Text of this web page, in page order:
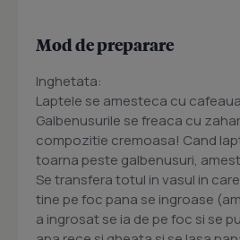
Mod de preparare
Inghetata:
Laptele se amesteca cu
Galbenusurile se freaca cu
compozitie cremoasa! Cand
toarna peste galbenusuri,
Se transfera totul in vasul in
tine pe foc pana se ingroase
a ingrosat se ia de pe foc si se